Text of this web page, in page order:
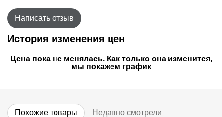
Написать отзыв
История изменения цен
Цена пока не менялась. Как только она изменится,
мы покажем график
Похожие товары Недавно смотрели